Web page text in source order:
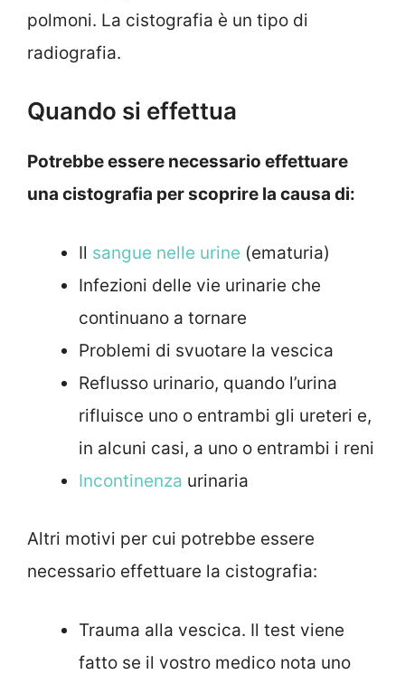
polmoni. La cistografia è un tipo di
radiografia.
Quando si effettua
Potrebbe essere necessario effettuare
una cistografia per scoprire la causa di:
Il sangue nelle urine (ematuria)
Infezioni delle vie urinarie che
continuano a tornare
Problemi di svuotare la vescica
Reflusso urinario, quando l’urina
rifluisce uno o entrambi gli ureteri e,
in alcuni casi, a uno o entrambi i reni
Incontinenza urinaria
Altri motivi per cui potrebbe essere
necessario effettuare la cistografia:
Trauma alla vescica. Il test viene
fatto se il vostro medico nota uno